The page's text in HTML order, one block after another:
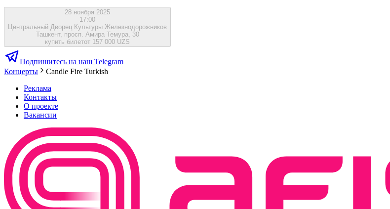
28 ноября 2025
17:00
Центральный Дворец Культуры Железнодорожников
Ташкент, просп. Амира Темура, 30
купить билетот 157 000 UZS
Подпишитесь на наш Telegram
Концерты
Candle Fire Turkish
Реклама
Контакты
О проекте
Вакансии